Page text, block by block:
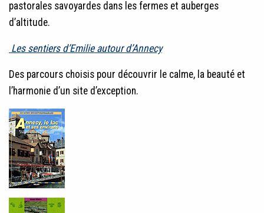
pastorales savoyardes dans les fermes et auberges
d’altitude.
Les sentiers d’Emilie autour d’Annecy
Des parcours choisis pour découvrir le calme, la beauté et
l’harmonie d’un site d’exception.